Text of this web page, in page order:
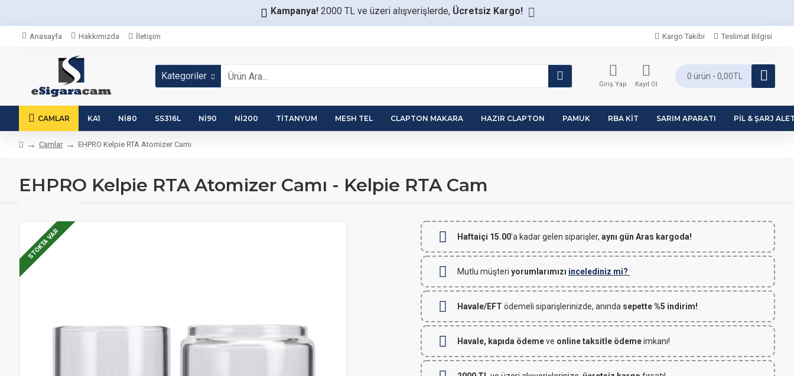
Kampanya! 2000 TL ve üzeri alışverişlerde, Ücretsiz Kargo!
Anasayfa Hakkımızda İletişim Kargo Takibi Teslimat Bilgisi
Kategoriler
Giriş Yap Kayıt Ol
0 ürün - 0,00TL
CAMLAR KA1 NI80 SS316L NI90 NI200 TITANYUM MESH TEL CLAPTON MAKARA HAZIR CLAPTON PAMUK RBA KIT SARIM APARATI PIL & ŞARJ
Camlar EHPRO Kelpie RTA Atomizer Camı
EHPRO Kelpie RTA Atomizer Camı - Kelpie RTA Cam
STOKTA VAR Haftaiçi 15.00'a kadar gelen siparişler, aynı gün Aras kargoda!
Mutlu müşteri yorumlarımızı incelediniz mi?
Havale/EFT ödemeli siparişlerinizde, anında sepette %5 indirim!
Havale, kapıda ödemeve online taksitle ödemeimkanı!